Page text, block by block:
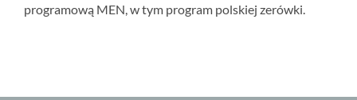
programową MEN, w tym program polskiej zerówki.